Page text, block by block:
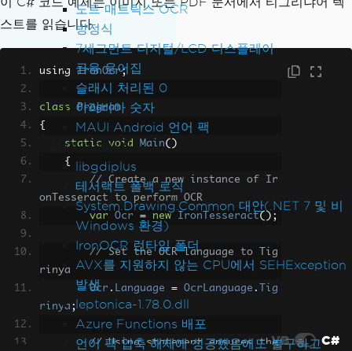
도트 매트릭스 OCR
방정식
7세그먼트 디지털/LCD 디스플레이
금융 용어집
슬래시 처리된 0
아라비아 숫자
MAUI Android 언어 팩
예외 메시지
libgdiplus
테서랙트 폴백 로직
System.Drawing.Common 대안(.NET 7 및 비
Windows 환경)
IronOCR 런타임 폴더
AVX를 지원하지 않는 CPU에서 SEHException
발생
leptonica-1.78.0.dll
Azure Functions 배포
언어 팩 압축 해제에 성공했음에도 불구하고
스트를 읽습니다.
using IronOcr;
class
Program
{
static
void Main()
{
// Create a new instance of Ir
onTesseract to perform OCR
var
Ocr = new IronTesseract();
// Set the OCR language to Tig
rinya
Ocr . Language = OcrLanguage .
Tig
rinya ;
// Using statement ensures the VB C#